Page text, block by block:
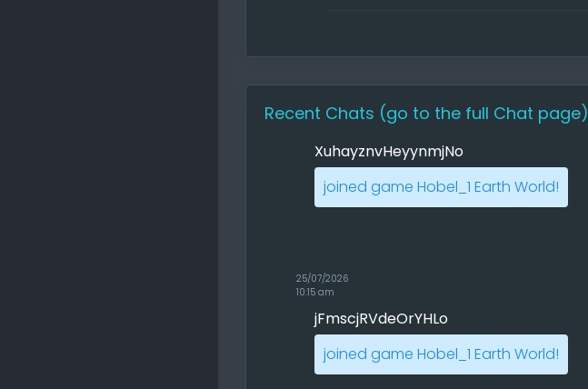
Recent Chats (go to the full Chat page)
XuhayznvHeyynmjNo
joined game Hobel_1 Earth World!
25/07/2026
10:15 am
jFmscjRVdeOrYHLo
joined game Hobel_1 Earth World!